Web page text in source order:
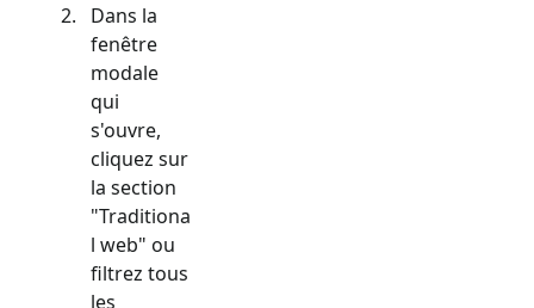
Dans la
fenêtre
modale
qui
s'ouvre,
cliquez sur
la section
"Traditiona
l web" ou
filtrez tous
les